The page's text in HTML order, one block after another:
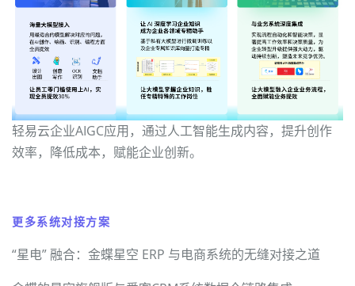
轻易云企业AIGC应用，通过人工智能生成内容，提升创作
效率，降低成本，赋能企业创新。
更多系统对接方案
“星电” 融合：金蝶星空 ERP 与电商系统的无缝对接之道